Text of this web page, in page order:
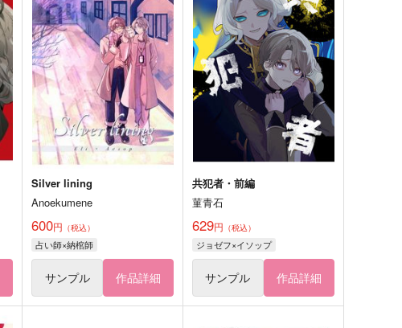
Silver lining
Anoekumene
600円 （税込）
占い師×納棺師
サンプル 作品詳細
共犯者・前編
菫青石
629円 （税込）
ジョゼフ×イソップ
サンプル 作品詳細